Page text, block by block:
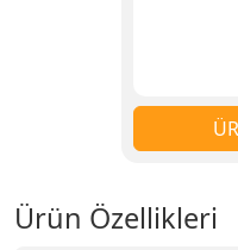
Ürün Özellikleri